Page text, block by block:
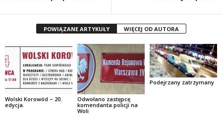
POWIĄZANE ARTYKUŁY WIĘCEJ OD AUTORA
Wolski Korowód – 20.
edycja.
Odwołano zastępcę
komendanta policji na
Woli
Podejrzany zatrzymany